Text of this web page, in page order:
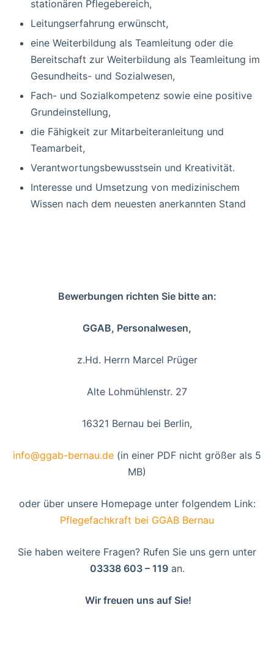
stationären Pflegebereich,
Leitungserfahrung erwünscht,
eine Weiterbildung als Teamleitung oder die
Bereitschaft zur Weiterbildung als Teamleitung im
Gesundheits- und Sozialwesen,
Fach- und Sozialkompetenz sowie eine positive
Grundeinstellung,
die Fähigkeit zur Mitarbeiteranleitung und
Teamarbeit,
Verantwortungsbewusstsein und Kreativität.
Interesse und Umsetzung von medizinischem
Wissen nach dem neuesten anerkannten Stand
Bewerbungen richten Sie bitte an:
GGAB, Personalwesen,
z.Hd. Herrn Marcel Prüger
Alte Lohmühlenstr. 27
16321 Bernau bei Berlin,
info@ggab-bernau.de (in einer PDF nicht größer als 5
MB)
oder über unsere Homepage unter folgendem Link:
Pflegefachkraft bei GGAB Bernau
Sie haben weitere Fragen? Rufen Sie uns gern unter
03338 603 – 119an.
Wir freuen uns auf Sie!